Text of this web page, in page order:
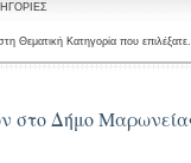
Θεματική Κατηγορία που επιλέξατε.
στο Δήμο